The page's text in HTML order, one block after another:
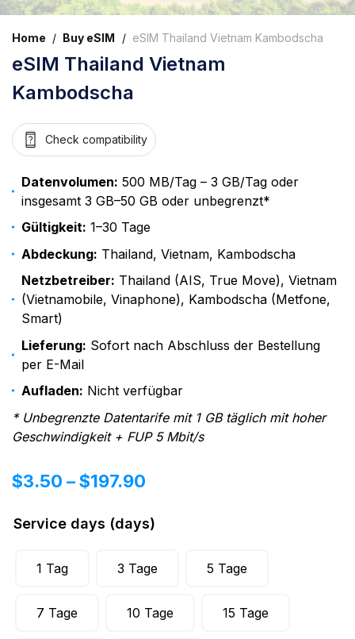
Home / Buy eSIM / eSIM Thailand Vietnam Kambodscha
eSIM Thailand Vietnam
Kambodscha
Check compatibility
Datenvolumen: 500 MB/Tag – 3 GB/Tag oder
insgesamt 3 GB–50 GB oder unbegrenzt*
Gültigkeit: 1–30 Tage
Abdeckung: Thailand, Vietnam, Kambodscha
Netzbetreiber: Thailand (AIS, True Move), Vietnam
(Vietnamobile, Vinaphone), Kambodscha (Metfone,
Smart)
Lieferung: Sofort nach Abschluss der Bestellung
per E-Mail
Aufladen: Nicht verfügbar
* Unbegrenzte Datentarife mit 1 GB täglich mit hoher
Geschwindigkeit + FUP 5 Mbit/s
$3.50 –$197.90
Service days (days)
1 Tag 3 Tage 5 Tage
7 Tage 10 Tage 15 Tage